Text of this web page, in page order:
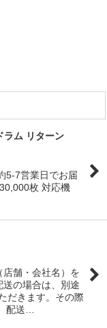
ラム リターン
5-7営業日でお届
枚 対応機
舗・会社名）を
送の場合は、別途
だきます。その際
配送…